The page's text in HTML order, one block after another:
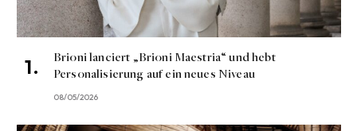
Brioni lanciert „Brioni Maestria“ und hebt
Personalisierung auf ein neues Niveau
08/05/2026